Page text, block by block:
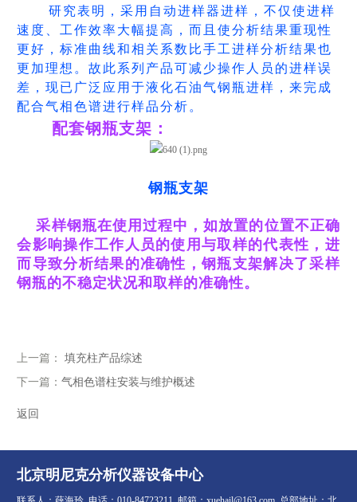
研究表明，采用自动进样器进样，不仅使进样
速度、工作效率大幅提高，而且使分析结果重现性
更好，标准曲线和相关系数比手工进样分析结果也
更加理想。故此系列产品可减少操作人员的进样误
差，现已广泛应用于液化石油气钢瓶进样，来完成
配合气相色谱进行样品分析。
配套钢瓶支架：
钢瓶支架
采样钢瓶在使用过程中，如放置的位置不正确
会影响操作工作人员的使用与取样的代表性，进
而导致分析结果的准确性，钢瓶支架解决了采样
钢瓶的不稳定状况和取样的准确性。
上一篇：填充柱产品综述
下一篇：气相色谱柱安装与维护概述
返回
北京明尼克分析仪器设备中心